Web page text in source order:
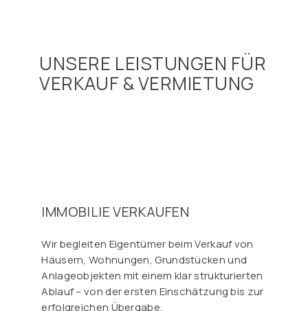
UNSERE LEISTUNGEN FÜR
VERKAUF & VERMIETUNG
IMMOBILIE VERKAUFEN
Wir begleiten Eigentümer beim Verkauf von
Häusern, Wohnungen, Grundstücken und
Anlageobjekten mit einem klar strukturierten
Ablauf – von der ersten Einschätzung bis zur
erfolgreichen Übergabe.